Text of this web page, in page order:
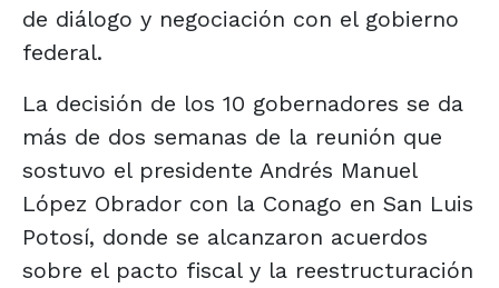
de diálogo y negociación con el gobierno
federal.
La decisión de los 10 gobernadores se da
más de dos semanas de la reunión que
sostuvo el presidente Andrés Manuel
López Obrador con la Conago en San Luis
Potosí, donde se alcanzaron acuerdos
sobre el pacto fiscal y la reestructuración